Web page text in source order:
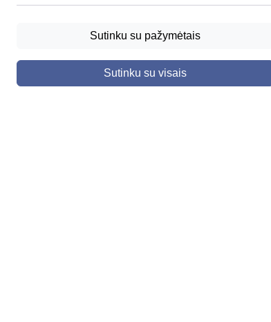
Sutinku su pažymėtais
Sutinku su visais